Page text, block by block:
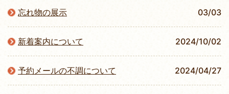
忘れ物の展示 03/03
新着案内について 2024/10/02
予約メールの不調について 2024/04/27